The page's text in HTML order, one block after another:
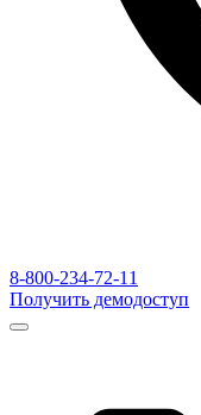
8-800-234-72-11
Получить демодоступ